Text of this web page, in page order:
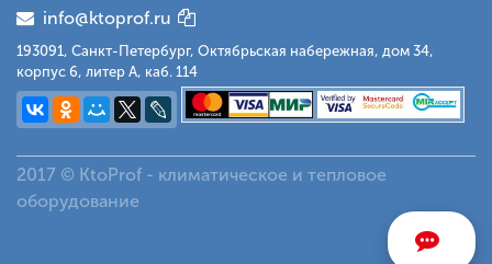
info@ktoprof.ru
193091, Санкт-Петербург, Октябрьская набережная, дом 34,
корпус 6, литер А, каб. 114
2017 © KtoProf - климатическое и тепловое
оборудование